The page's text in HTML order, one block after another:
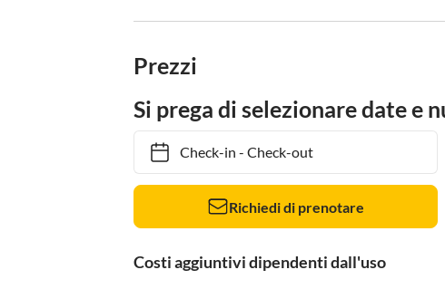
Prezzi
Si prega di selezionare date e
Check-in- Check-out
Richiedi di prenotare
Costi aggiuntivi dipendenti dall'uso